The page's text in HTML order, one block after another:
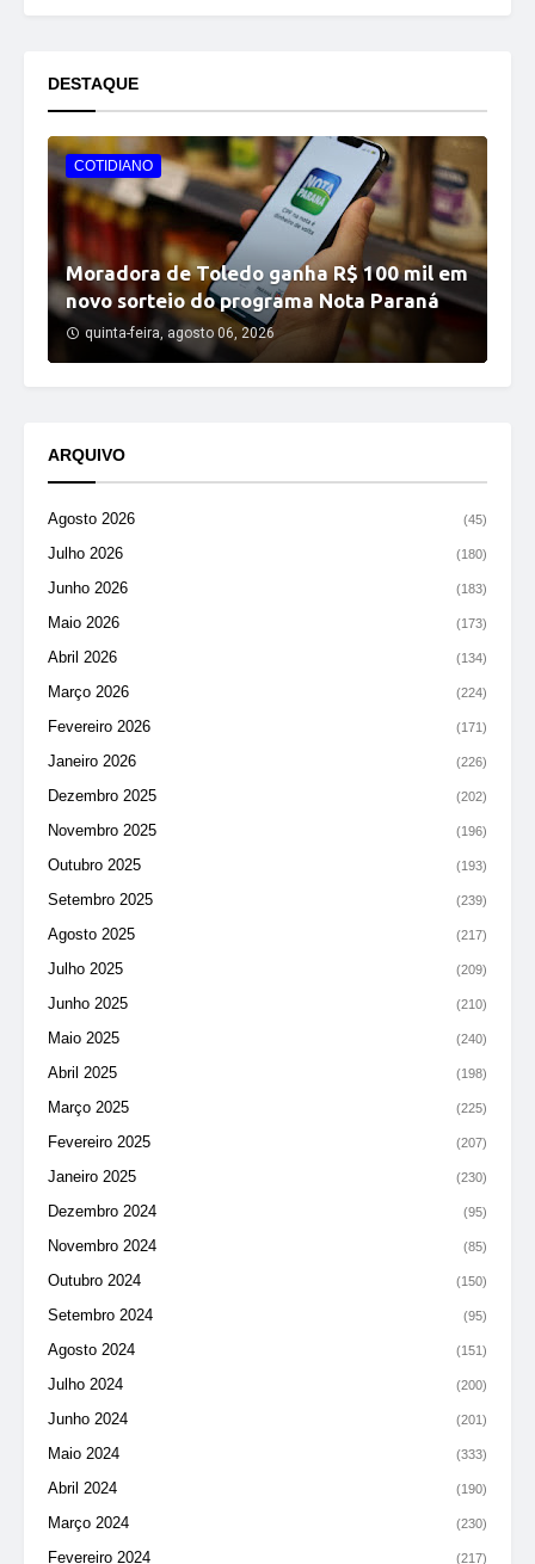
DESTAQUE
COTIDIANO
Moradora de Toledo ganha R$ 100 mil em
novo sorteio do programa Nota Paraná
quinta-feira, agosto 06, 2026
ARQUIVO
Agosto 2026 (45)
Julho 2026 (180)
Junho 2026 (183)
Maio 2026 (173)
Abril 2026 (134)
Março 2026 (224)
Fevereiro 2026 (171)
Janeiro 2026 (226)
Dezembro 2025 (202)
Novembro 2025 (196)
Outubro 2025 (193)
Setembro 2025 (239)
Agosto 2025 (217)
Julho 2025 (209)
Junho 2025 (210)
Maio 2025 (240)
Abril 2025 (198)
Março 2025 (225)
Fevereiro 2025 (207)
Janeiro 2025 (230)
Dezembro 2024 (95)
Novembro 2024 (85)
Outubro 2024 (150)
Setembro 2024 (95)
Agosto 2024 (151)
Julho 2024 (200)
Junho 2024 (201)
Maio 2024 (333)
Abril 2024 (190)
Março 2024 (230)
Fevereiro 2024 (217)